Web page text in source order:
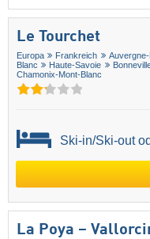
Le Tourchet
Europa Frankreich
Blanc
Haute-Savoie
Chamonix-Mont-Blanc
Ski-in/Ski-out
La Poya –